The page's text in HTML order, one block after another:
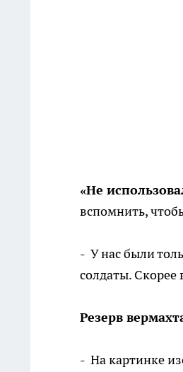
«Не
вспомнить,
- У нас были
солдаты. Скорее
Резерв
- На картинке